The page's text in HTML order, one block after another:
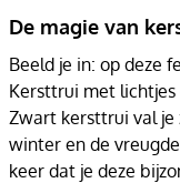
De magie van
Beeld je in: op deze
Kersttrui met lichtjes
Zwart kersttrui val je
winter en de
keer dat je deze